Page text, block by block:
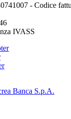
- Codice
IVASS
Banca S.p.A.